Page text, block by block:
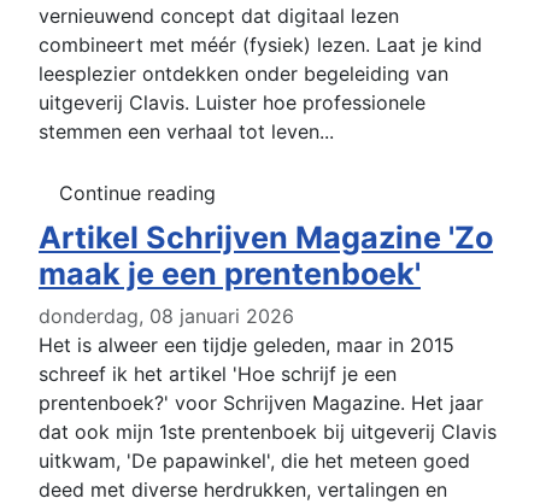
vernieuwend concept dat digitaal lezen
combineert met méér (fysiek) lezen. Laat je kind
leesplezier ontdekken onder begeleiding van
uitgeverij Clavis. Luister hoe professionele
stemmen een verhaal tot leven...
Continue reading
Artikel Schrijven Magazine 'Zo
maak je een prentenboek'
donderdag, 08 januari 2026
Het is alweer een tijdje geleden, maar in 2015
schreef ik het artikel 'Hoe schrijf je een
prentenboek?' voor Schrijven Magazine. Het jaar
dat ook mijn 1ste prentenboek bij uitgeverij Clavis
uitkwam, 'De papawinkel', die het meteen goed
deed met diverse herdrukken, vertalingen en